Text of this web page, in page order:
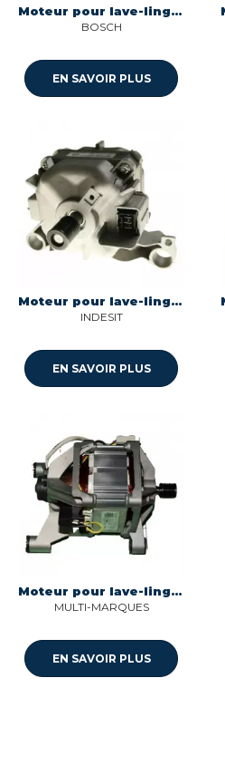
Moteur pour lave-linge Bosch 00146408
BOSCH
EN SAVOIR PLUS
Moteur pour lave-linge Indesit C00865656
INDESIT
EN SAVOIR PLUS
Moteur pour lave-linge hxg138-50-64l welling Multi-marques
MULTI-MARQUES
EN SAVOIR PLUS